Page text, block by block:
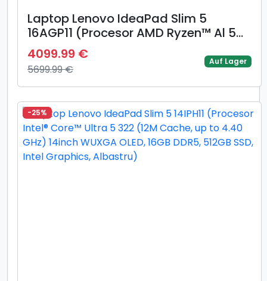
Laptop Lenovo IdeaPad Slim 5
16AGP11 (Procesor AMD Ryzen™ Al 5
430 (8M Cache, up to 4.5 GHz),
16inch WUXGA OLED, 16GB DDR5,
512GB SSD, AMD Radeon™ 840M
Graphics, Gri)
4099.99 €
5699.99 €
Auf Lager
-25%